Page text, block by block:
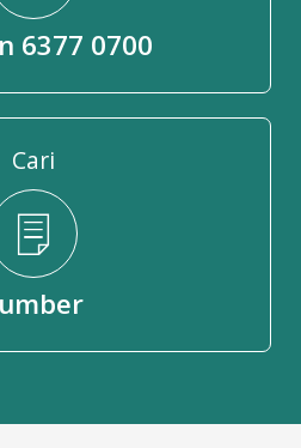
6377 0700
Cari